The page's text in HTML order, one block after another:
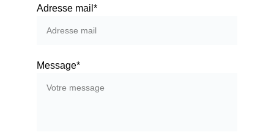
Adresse mail*
Message*